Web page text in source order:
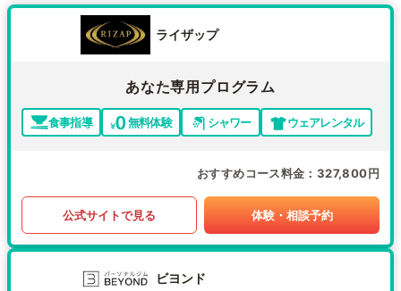
ライザップ
あなた専用プログラム
食事指導 無料体験 シャワー ウェアレンタル
おすすめコース料金 327,800円
公式サイトで見る 体験・相談予約
ビヨンド